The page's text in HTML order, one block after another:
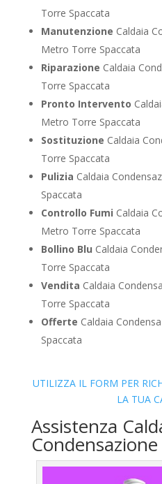
Torre Spaccata
Manutenzione Caldaia
Metro Torre Spaccata
Riparazione Caldaia
Torre Spaccata
Pronto Intervento
Metro Torre Spaccata
Sostituzione Caldaia
Torre Spaccata
Pulizia Caldaia
Spaccata
Controllo Fumi Caldaia
Metro Torre Spaccata
Bollino Blu Caldaia
Torre Spaccata
Vendita Caldaia
Torre Spaccata
Offerte Caldaia
Spaccata
UTILIZZA IL FORM PER
LA TUA
Assistenza